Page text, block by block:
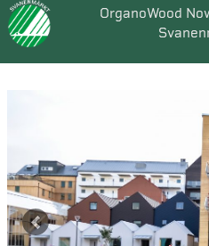
OrganoWood
Previous